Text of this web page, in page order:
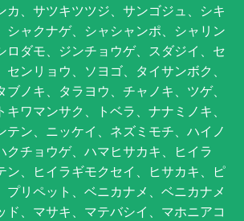
カ、サツキツツジ、サンゴジュ、シキ
シャクナゲ、シャシャンポ、シャリン
ロダモ、ジンチョウゲ、スダジイ、セ
ンリョウ、ソヨゴ、タイサンボク、
ノキ、タラヨウ、チャノキ、ツゲ、
キワマンサク、トベラ、ナナミノキ、
テン、ニッケイ、ネズミモチ、ハイノ
クチョウゲ、ハマヒサカキ、ヒイラ
ン、ヒイラギモクセイ、ヒサカキ、ピ
プリペット、ベニカナメ、ベニカナメ
ド、マサキ、マテバシイ、マホニアコ